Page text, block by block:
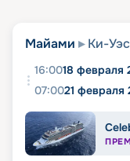
Майами Ки-
16:0018 февраля
07:0021 февраля